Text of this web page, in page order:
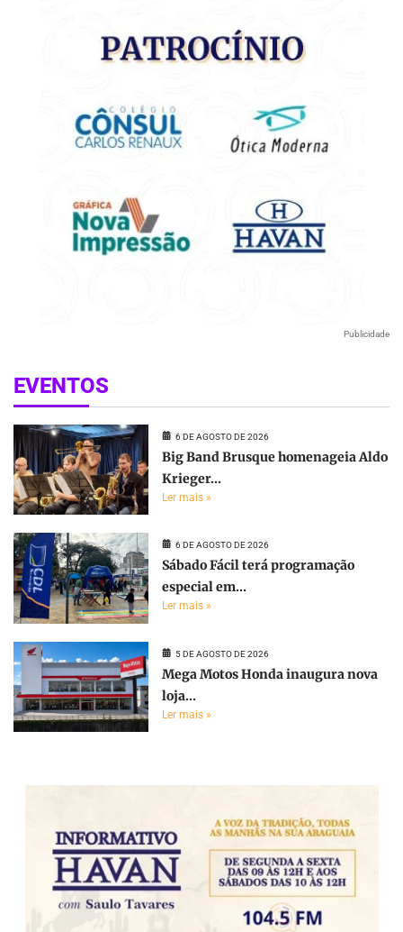
Publicidade
EVENTOS
6 DE AGOSTO DE 2026
Big Band Brusque homenageia Aldo
Krieger...
Ler mais »
6 DE AGOSTO DE 2026
Sábado Fácil terá programação
especial em...
Ler mais »
5 DE AGOSTO DE 2026
Mega Motos Honda inaugura nova
loja...
Ler mais »